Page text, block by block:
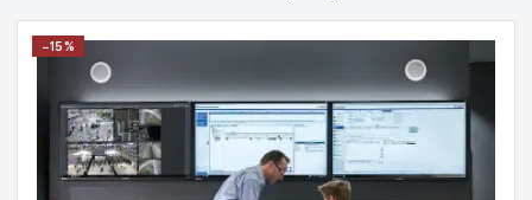
−15%